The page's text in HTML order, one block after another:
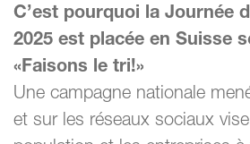
C’est pourquoi la Journée
2025 est placée en Suisse
«Faisons le tri!»
Une campagne nationale
et sur les réseaux sociaux